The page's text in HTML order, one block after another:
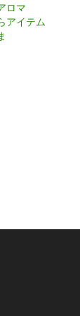
ロマ
アイテム